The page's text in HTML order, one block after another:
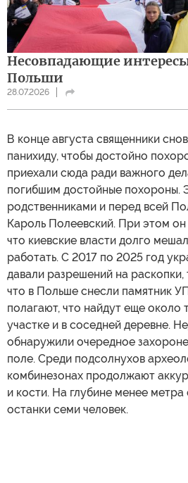
Несовпадающие
Польши
28.07.2026
В конце августа священники
панихиду, чтобы достойно
приехали сюда ради важного
погибшим достойные похороны.
родственниками и перед всей
Кароль Полеевский. При этом он
что киевские власти долго
работать. С 2017 по 2025 год
давали разрешений на раскопки,
что в Польше снесли памятник
полагают, что найдут еще около
участке и в соседней деревне.
обнаружили очередное
поле. Среди подсолнухов
комбинезонах продолжают
и кости. На глубине менее
останки семи человек.